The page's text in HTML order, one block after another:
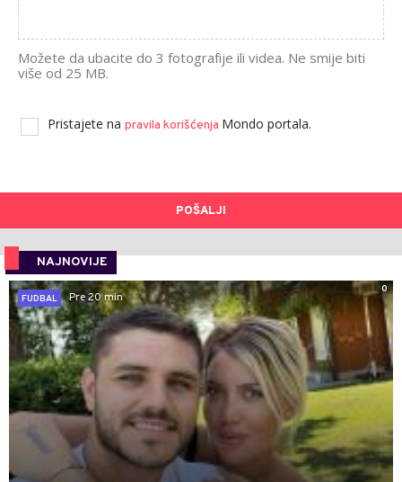
Možete da ubacite do 3 fotografije ili videa. Ne smije biti
više od 25 MB.
Pristajete na pravila korišćenja Mondo portala.
POŠALJI
NAJNOVIJE
0
FUDBAL
Pre 20 min